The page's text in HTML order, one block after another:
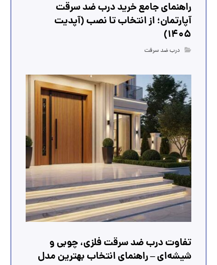
راهنمای جامع خرید درب ضد سرقت
آپارتمان؛ از انتخاب تا نصب (آپدیت
1405)
درب ضد سرقت
تفاوت درب ضد سرقت فلزی، چوبی و
شیشه‌ای – راهنمای انتخاب بهترین مدل